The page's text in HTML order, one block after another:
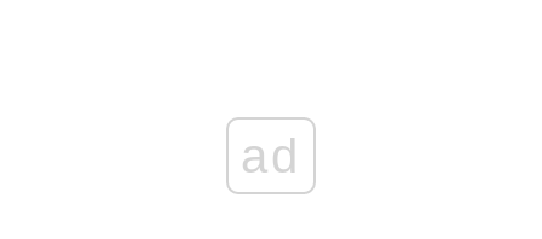
ad